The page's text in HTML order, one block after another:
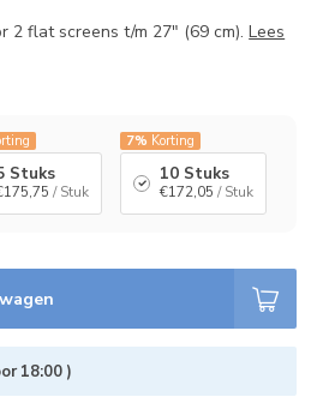
2 flat screens t/m 27" (69 cm).Lees
Stuks
/ Stuk
7% Korting
10 Stuks
€172,05 / Stuk
18:00 )